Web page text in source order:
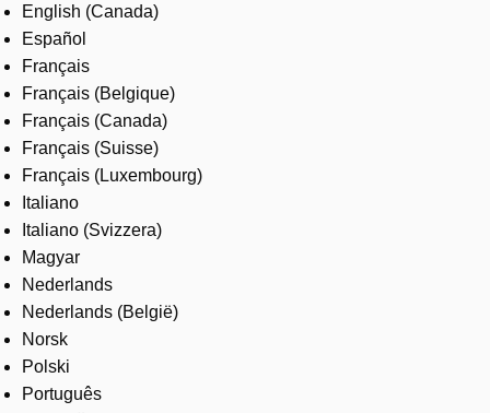
English (Canada)
Español
Français
Français (Belgique)
Français (Canada)
Français (Suisse)
Français (Luxembourg)
Italiano
Italiano (Svizzera)
Magyar
Nederlands
Nederlands (België)
Norsk
Polski
Português